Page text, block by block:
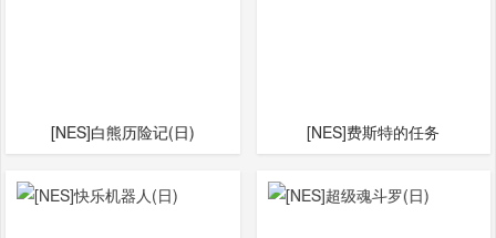
[NES]白熊历险记(日) [NES]费斯特的任务